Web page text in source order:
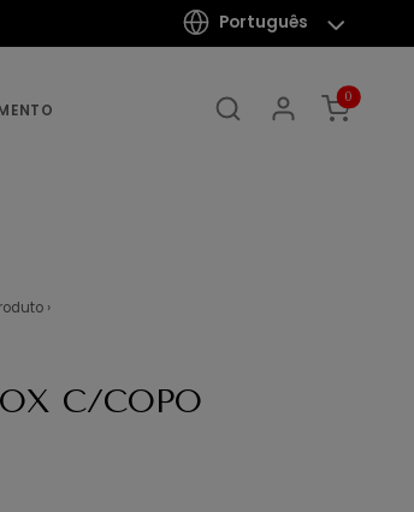
Português
0
›
C/COPO